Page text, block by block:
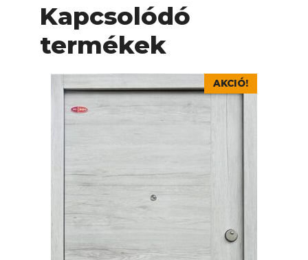
Kapcsolódó
termékek
AKCIÓ!